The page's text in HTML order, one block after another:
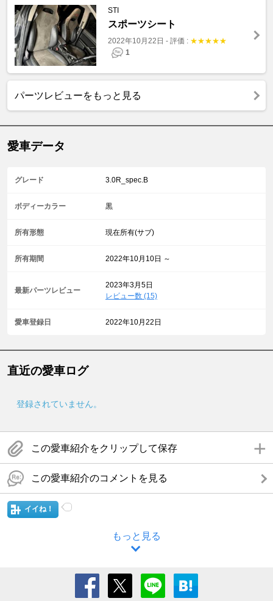
STI
スポーツシート
2022年10月22日 - 評価 : ★★★★★
1
パーツレビューをもっと見る
愛車データ
グレード 3.0R_spec.B
ボディーカラー 黒
所有形態 現在所有(サブ)
所有期間 2022年10月10日 ～
最新パーツレビュー
2023年3月5日
レビュー数 (15)
愛車登録日 2022年10月22日
直近の愛車ログ
登録されていません。
この愛車紹介をクリップして保存
この愛車紹介のコメントを見る
イイね！
もっと見る